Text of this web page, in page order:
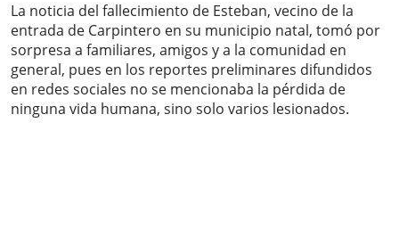
La noticia del fallecimiento de Esteban, vecino de la
entrada de Carpintero en su municipio natal, tomó por
sorpresa a familiares, amigos y a la comunidad en
general, pues en los reportes preliminares difundidos
en redes sociales no se mencionaba la pérdida de
ninguna vida humana, sino solo varios lesionados.